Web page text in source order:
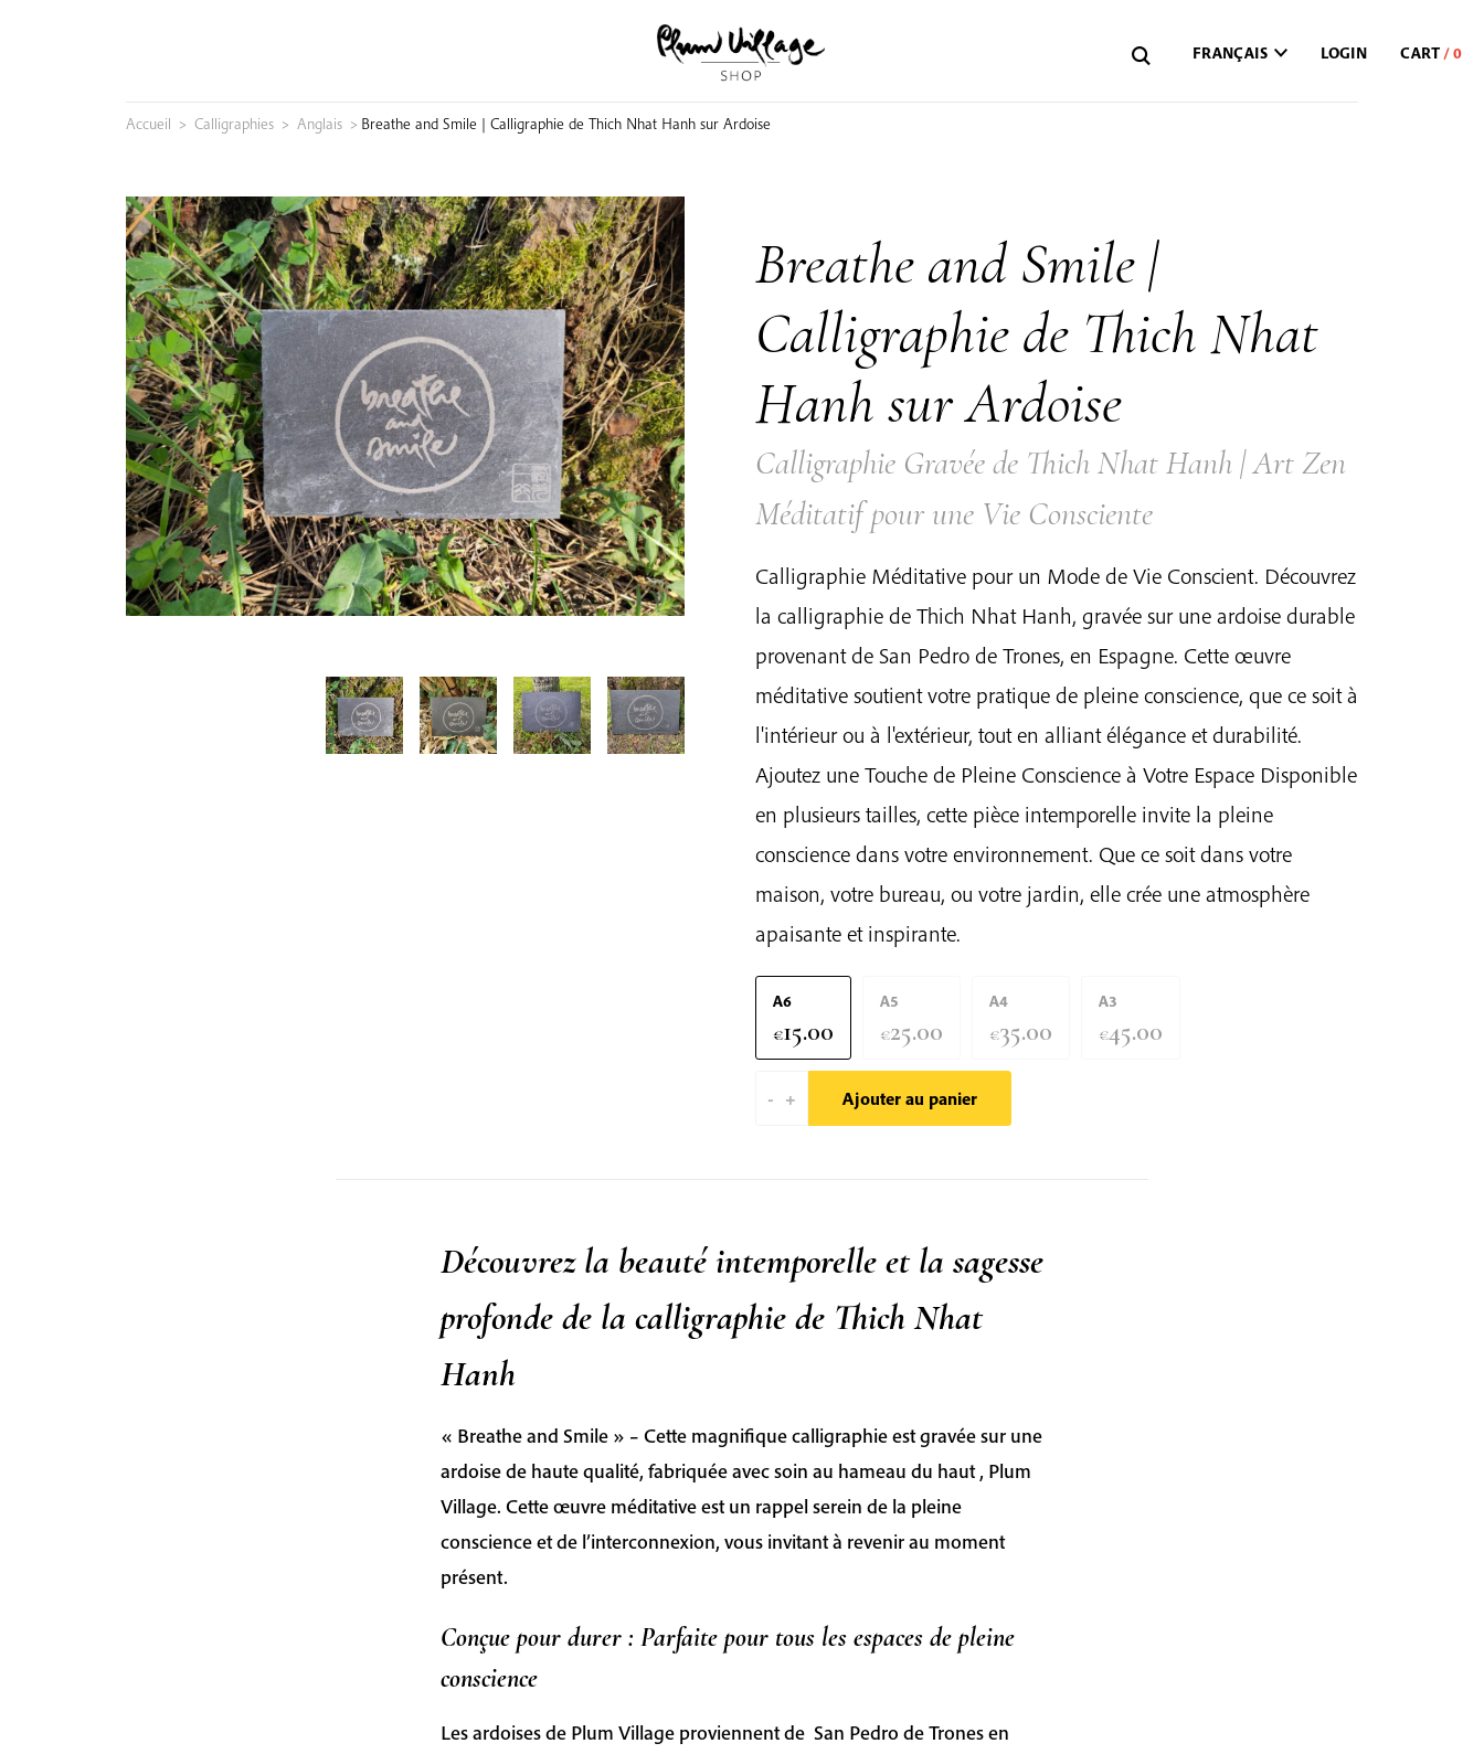
FRANÇAIS LOGIN
Accueil > Calligraphies > Anglais > Breathe and Smile | Calligraphie de Thich Nhat Hanh sur Ardoise
Breathe and Smile |
Calligraphie de Thich Nhat
Hanh sur Ardoise
Calligraphie Gravée de Thich Nhat Hanh | Art Zen
Méditatif pour une Vie Consciente
Calligraphie Méditative pour un Mode de Vie Conscient. Découvrez
la calligraphie de Thich Nhat Hanh, gravée sur une ardoise durable
provenant de San Pedro de Trones, en Espagne. Cette œuvre
méditative soutient votre pratique de pleine conscience, que ce soit à
l'intérieur ou à l'extérieur, tout en alliant élégance et durabilité.
Ajoutez une Touche de Pleine Conscience à Votre Espace Disponible
en plusieurs tailles, cette pièce intemporelle invite la pleine
conscience dans votre environnement. Que ce soit dans votre
maison, votre bureau, ou votre jardin, elle crée une atmosphère
apaisante et inspirante.
A6
€15.00
A5
€25.00
A4
€35.00
A3
€45.00
-
quantité
|
Calligraphie
de
Hanh
sur
+ Ajouter au panier
Découvrez la beauté intemporelle et la sagesse
profonde de la calligraphie de Thich Nhat
Hanh
« Breathe and Smile » – Cette magnifique calligraphie est gravée sur une
ardoise de haute qualité, fabriquée avec soin au hameau du haut , Plum
Village. Cette œuvre méditative est un rappel serein de la pleine
conscience et de l’interconnexion, vous invitant à revenir au moment
présent.
Conçue pour durer : Parfaite pour tous les espaces de pleine
conscience
Les ardoises de Plum Village proviennent de San Pedro de Trones en